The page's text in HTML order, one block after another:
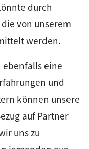
durch
von unserem
werden.
ebenfalls eine
und
können unsere
auf Partner
uns zu